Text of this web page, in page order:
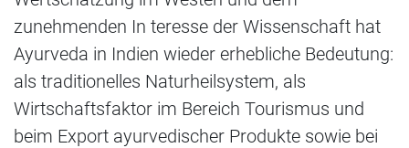
zunehmenden In teresse der Wissenschaft hat
Ayurveda in Indien wieder erhebliche Bedeutung:
als traditionelles Naturheilsystem, als
Wirtschaftsfaktor im Bereich Tourismus und
beim Export ayurvedischer Produkte sowie bei